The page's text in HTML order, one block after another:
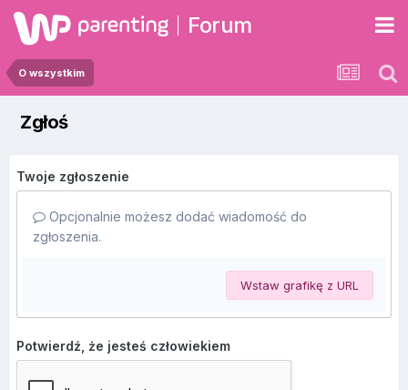
Forum
O wszystkim
Zgłoś
Twoje zgłoszenie
Opcjonalnie możesz dodać wiadomość do
zgłoszenia.
Wstaw grafikę z URL
Potwierdź, że jesteś człowiekiem